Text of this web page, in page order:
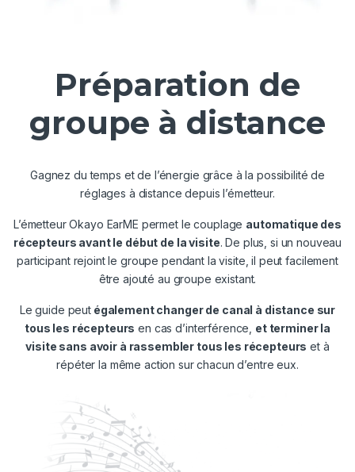
Préparation de
groupe à distance
Gagnez du temps et de l’énergie grâce à la possibilité de
réglages à distance depuis l’émetteur.
L’émetteur Okayo EarME permet le couplage automatique des
récepteurs avant le début de la visite. De plus, si un nouveau
participant rejoint le groupe pendant la visite, il peut facilement
être ajouté au groupe existant.
Le guide peut également changer de canal à distance sur
tous les récepteurs en cas d’interférence, et terminer la
visite sans avoir à rassembler tous les récepteurs et à
répéter la même action sur chacun d’entre eux.